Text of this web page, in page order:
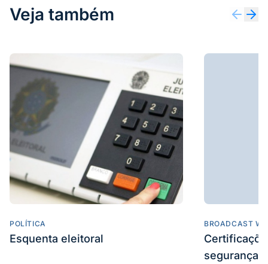
Veja também
POLÍTICA
Esquenta eleitoral
BROADCAST
segurança